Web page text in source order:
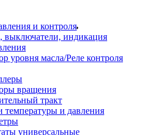
и контроля
выключатели, индикация
уровня масла/Реле контроля
вращения
тракт
температуры и давления
универсальные